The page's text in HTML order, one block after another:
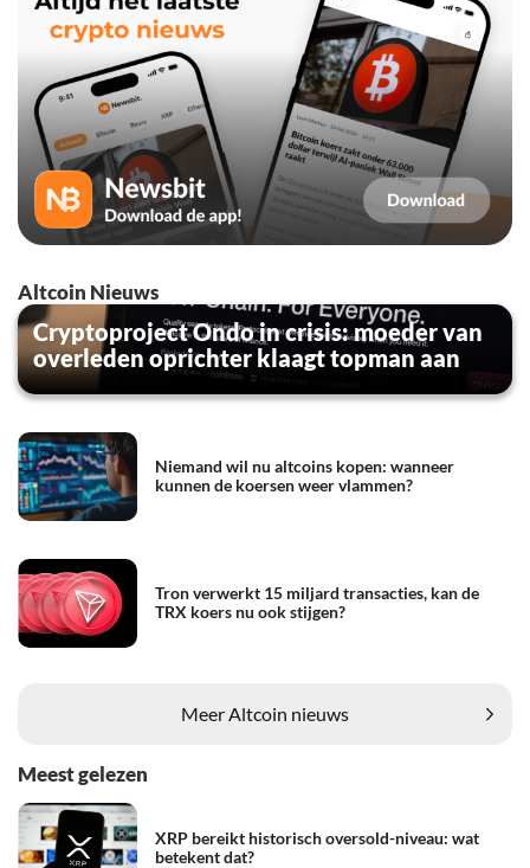
Altcoin Nieuws
Cryptoproject Ondo in crisis: moeder van
overleden oprichter klaagt topman aan
Niemand wil nu altcoins kopen: wanneer
kunnen de koersen weer vlammen?
Tron verwerkt 15 miljard transacties, kan de
TRX koers nu ook stijgen?
Meer Altcoin nieuws
Meest gelezen
XRP bereikt historisch oversold-niveau: wat
betekent dat?